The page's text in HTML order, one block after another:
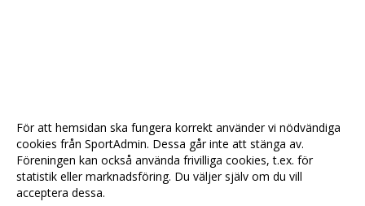
För att hemsidan ska fungera korrekt använder vi nödvändiga
cookies från SportAdmin. Dessa går inte att stänga av.
Föreningen kan också använda frivilliga cookies, t.ex. för
statistik eller marknadsföring. Du väljer själv om du vill
acceptera dessa.